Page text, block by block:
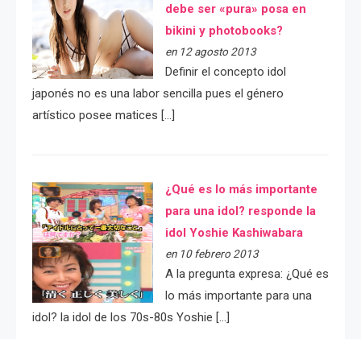
debe ser «pura» posa en
bikini y photobooks?
en 12 agosto 2013
Definir el concepto idol
japonés no es una labor sencilla pues el género
artístico posee matices […]
¿Qué es lo más importante
para una idol? responde la
idol Yoshie Kashiwabara
en 10 febrero 2013
A la pregunta expresa: ¿Qué es
lo más importante para una
idol? la idol de los 70s-80s Yoshie […]